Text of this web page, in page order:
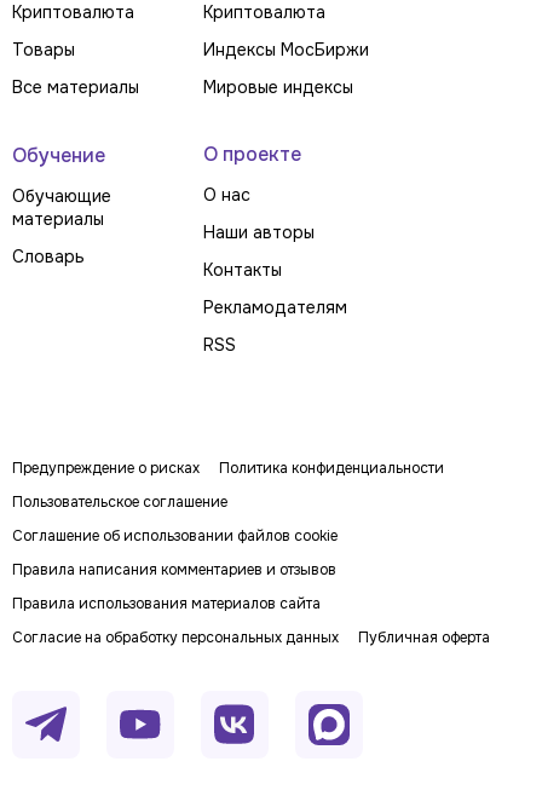
Криптовалюта
Товары
Все материалы
Криптовалюта
Индексы МосБиржи
Мировые индексы
Обучение
Обучающие
материалы
Словарь
О проекте
О нас
Наши авторы
Контакты
Рекламодателям
RSS
Предупреждение о рисках
Политика конфиденциальности
Пользовательское соглашение
Соглашение об использовании файлов cookie
Правила написания комментариев и отзывов
Правила использования материалов сайта
Согласие на обработку персональных данных
Публичная оферта